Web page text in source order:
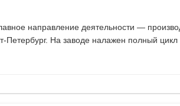
направление деятельности —
Петербург. На заводе налажен полный цикл